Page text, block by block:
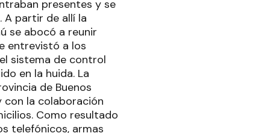
presentes y se
A partir de allí la
se abocó a reunir
entrevistó a los
sistema de control
en la huida. La
de Buenos
con la colaboración
Como resultado
telefónicos, armas